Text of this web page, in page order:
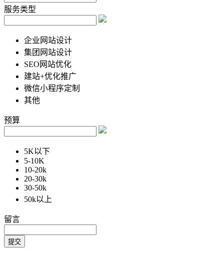
服务类型
企业网站设计
集团网站设计
SEO网站优化
建站+优化推广
微信小程序定制
其他
预算
5K以下
5-10K
10-20k
20-30k
30-50k
50k以上
留言